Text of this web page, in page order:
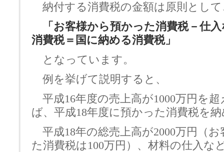
納付する消費税の金額は原則として
「お客様から預かった消費税－仕
消費税＝国に納める消費税」
となっています。
例を挙げて説明すると、
平成16年度の売上高が1000万円を
ば、平成18年度に預かった消費税を
平成18年の総売上高が2000万円（
た消費税は100万円）、材料の仕入な